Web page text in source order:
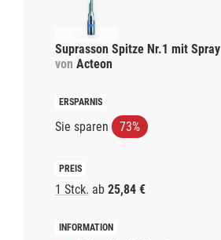
Suprasson Spitze Nr.1 mit Spray
von Acteon
Sie sparen 73%
1 Stck. ab 25,84 €